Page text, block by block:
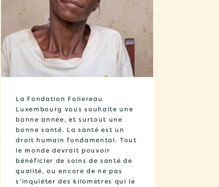
La Fondation Follereau
Luxembourg vous souhaite une
bonne année, et surtout une
bonne santé. La santé est un
droit humain fondamental. Tout
le monde devrait pouvoir
bénéficier de soins de santé de
qualité, ou encore de ne pas
s’inquiéter des kilomètres qui le